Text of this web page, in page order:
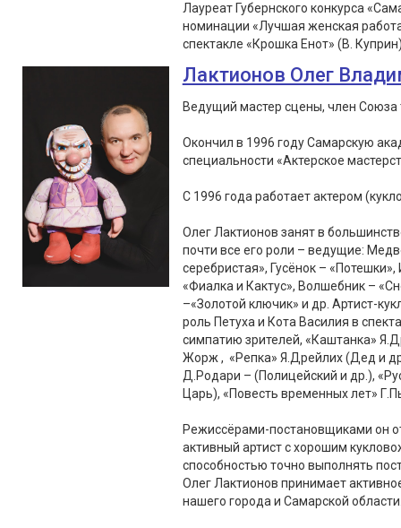
Лауреат Губернского конкурса
номинации «Лучшая женская
спектакле «Крошка Енот» (В.
Лактионов Олег
Ведущий мастер сцены, член Союза
Окончил в 1996 году Самарскую
специальности «Актерское
С 1996 года работает актером
Олег Лактионов занят в
почти все его роли – ведущие:
серебристая», Гусёнок –
«Фиалка и Кактус», Волшебник –
–«Золотой ключик» и др. Артист-
роль Петуха и Кота Василия в
симпатию зрителей, «Каштанка»
Жорж , «Репка» Я.Дрейлих (Дед и
Д.Родари – (Полицейский и др.),
Царь), «Повесть временных лет»
Режиссёрами-постановщиками он
активный артист с хорошим
способностью точно выполнять
Олег Лактионов принимает
нашего города и Самарской